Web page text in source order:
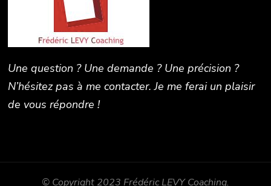
Une question ? Une demande ? Une précision ?
N’hésitez pas à me contacter. Je me ferai un plaisir
de vous répondre !
© Copyright 2023 Frédéric LEVY Coaching.